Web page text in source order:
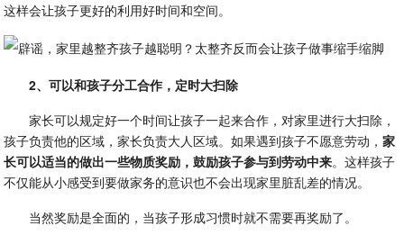
这样会让孩子更好的利用好时间和空间。
2、可以和孩子分工合作，定时大扫除
家长可以规定好一个时间让孩子一起来合作，对家里进行大扫除，
孩子负责他的区域，家长负责大人区域。如果遇到孩子不愿意劳动，家
长可以适当的做出一些物质奖励，鼓励孩子参与到劳动中来。这样孩子
不仅能从小感受到要做家务的意识也不会出现家里脏乱差的情况。
当然奖励是全面的，当孩子形成习惯时就不需要再奖励了。